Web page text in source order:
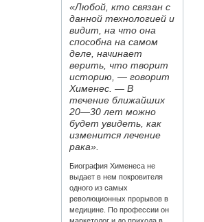
«Любой, кто связан с
данной технологией и
видит, на что она
способна на самом
деле, начинает
верить, что творит
историю, — говорит
Хименес. — В
течение ближайших
20—30 лет можно
будет увидеть, как
изменится лечение
рака».
Биография Хименеса не
выдает в нем покровителя
одного из самых
революционных прорывов в
медицине. По профессии он